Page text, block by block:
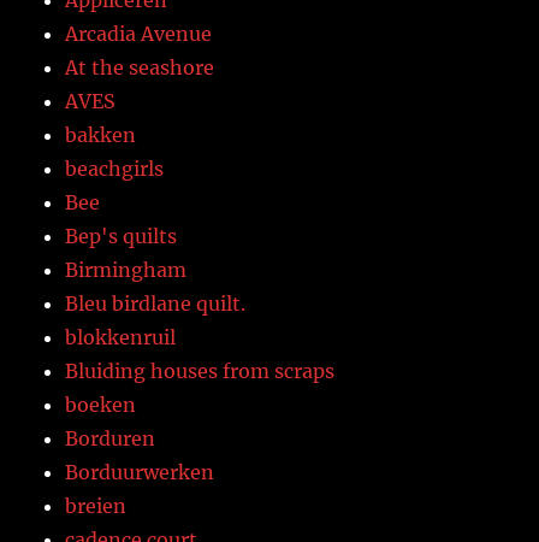
Arcadia Avenue
At the seashore
AVES
bakken
beachgirls
Bee
Bep's quilts
Birmingham
Bleu birdlane quilt.
blokkenruil
Bluiding houses from scraps
boeken
Borduren
Borduurwerken
breien